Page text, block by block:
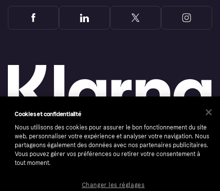
Copyright © 2005-2026 Klarna Bank AB (publ). Headquarters: Stockholm, Sweden. All
rights reserved. Klarna Bank AB (publ). Sveavägen 46, 111 34 Stockholm. Organization
number: 556737-0431
Cookies et confidentialité
Nous utilisons des cookies pour assurer le bon fonctionnement du site
web, personnaliser votre expérience et analyser votre navigation. Nous
partageons également des données avec nos partenaires publicitaires.
Vous pouvez gérer vos préférences ou retirer votre consentement à
tout moment.
Changer les réglages